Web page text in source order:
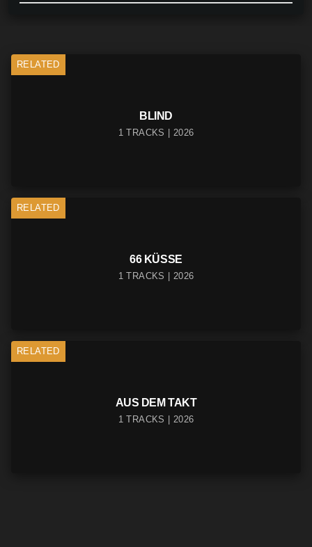
RELATED
BLIND
1 TRACKS | 2026
RELATED
66 KÜSSE
1 TRACKS | 2026
RELATED
AUS DEM TAKT
1 TRACKS | 2026